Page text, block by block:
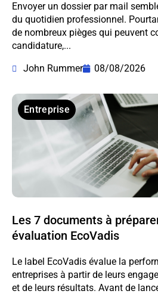
Envoyer un dossier par mail
du quotidien professionnel.
de nombreux pièges qui peuvent
candidature,...
John Rummer
08/08/2026
Entreprise
Les 7 documents à
évaluation EcoVadis
Le label EcoVadis évalue la
entreprises à partir de leurs
et de leurs résultats. Avant de